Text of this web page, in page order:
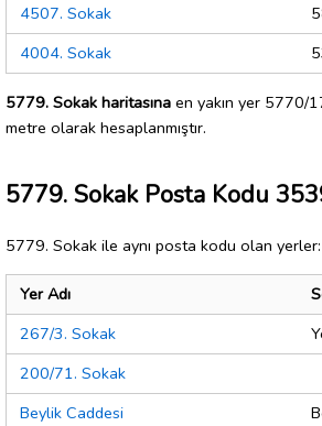
4507. Sokak
4004. Sokak
5779. Sokak haritasına en yakın yer 5770/
metre olarak hesaplanmıştır.
5779. Sokak Posta Kodu
5779. Sokak ile aynı posta kodu olan yerler:
Yer Adı
267/3. Sokak
200/71. Sokak
Beylik Caddesi